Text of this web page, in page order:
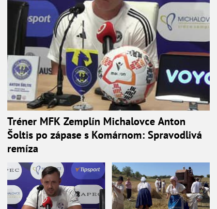
Tréner MFK Zemplín Michalovce Anton
Šoltis po zápase s Komárnom: Spravodlivá
remíza